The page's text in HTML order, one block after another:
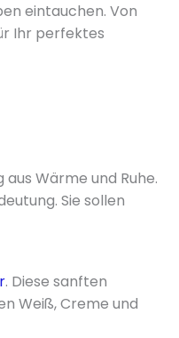
eintauchen. Von
Ihr perfektes
Wärme und Ruhe.
Sie sollen
. Diese sanften
Weiß, Creme und